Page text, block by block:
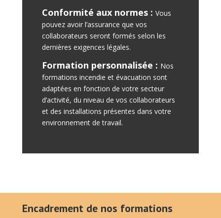
Conformité aux normes : Vous
pouvez avoir l’assurance que vos
collaborateurs seront formés selon les
dernières exigences légales.
Formation personnalisée : Nos
formations incendie et évacuation sont
adaptées en fonction de votre secteur
d’activité, du niveau de vos collaborateurs
et des installations présentes dans votre
environnement de travail.
Encadrement de nos formations